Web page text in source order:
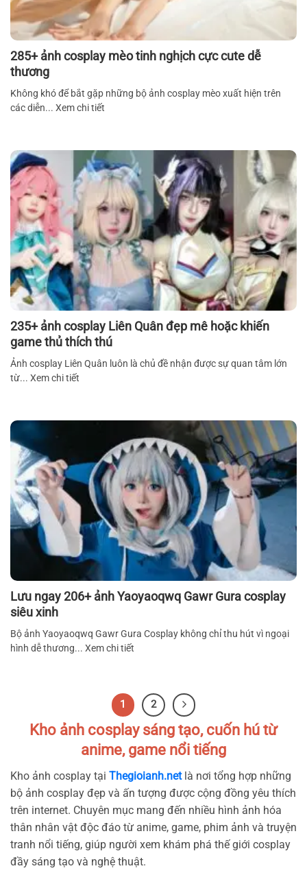
285+ ảnh cosplay mèo tinh nghịch cực cute dễ
thương
Không khó để bắt gặp những bộ ảnh cosplay mèo xuất hiện trên
các diễn... Xem chi tiết
235+ ảnh cosplay Liên Quân đẹp mê hoặc khiến
game thủ thích thú
Ảnh cosplay Liên Quân luôn là chủ đề nhận được sự quan tâm lớn
từ... Xem chi tiết
Lưu ngay 206+ ảnh Yaoyaoqwq Gawr Gura cosplay
siêu xinh
Bộ ảnh Yaoyaoqwq Gawr Gura Cosplay không chỉ thu hút vì ngoại
hình dễ thương... Xem chi tiết
1 2
Kho ảnh cosplay sáng tạo, cuốn hú từ
anime, game nổi tiếng
Kho ảnh cosplay tại Thegioianh.netlà nơi tổng hợp những
bộ ảnh cosplay đẹp và ấn tượng được cộng đồng yêu thích
trên internet. Chuyên mục mang đến nhiều hình ảnh hóa
thân nhân vật độc đáo từ anime, game, phim ảnh và truyện
tranh nổi tiếng, giúp người xem khám phá thế giới cosplay
đầy sáng tạo và nghệ thuật.